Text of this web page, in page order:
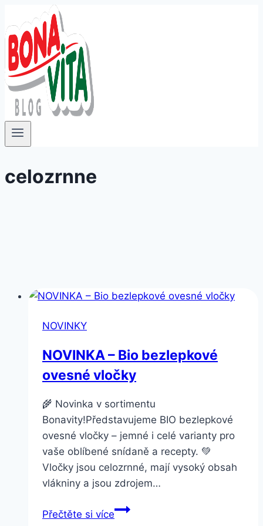
Přeskočit
na
obsah
celozrnne
NOVINKY
NOVINKA – Bio bezlepkové
ovesné vločky
🌾 Novinka v sortimentu
Bonavity!Představujeme BIO bezlepkové
ovesné vločky – jemné i celé varianty pro
vaše oblíbené snídaně a recepty. 💚
Vločky jsou celozrnné, mají vysoký obsah
vlákniny a jsou zdrojem…
Přečtěte si víceNOVINKA